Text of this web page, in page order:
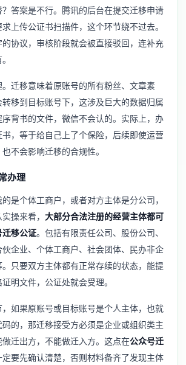
答案是不行。腾讯的后台在提交迁移申请
上传公证书扫描件，这个环节绕不过去。
协议，审核阶段就会被直接驳回，连补充
迁移意味着原账号的所有粉丝、文章素
移到目标账号下，这涉及巨大的数据归属
背书的文件，微信不会认的。实际上，办
，等于给自己上了个保险，后续即使运营
不会影响迁移的合规性。
办理
是个体工商户，或者对方主体是分公司，
操来看， 大部分合法注册的经营主体都可
迁移公证。包括有限责任公司、股份公司、
企业、个体工商户、社会团体、民办非企
只要双方主体都有正常存续的状态，能提
明文件，公证处就会受理。
如果原账号或目标账号是个人主体，也就
的，那迁移接受方必须是企业或组织类主
迁出方，不能做迁入方。这点在公众号迁
定要先确认清楚，否则材料备齐了发现主体